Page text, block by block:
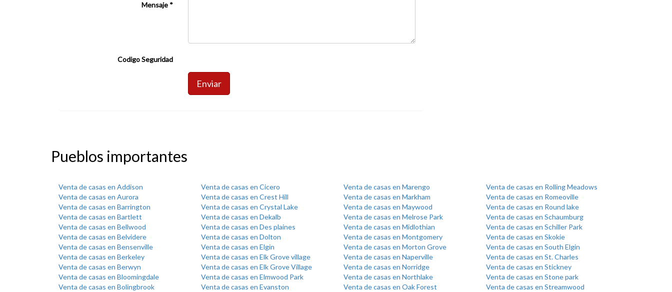
Mensaje *
Codigo Seguridad
Enviar
Pueblos importantes
Venta de casas en Addison
Venta de casas en Aurora
Venta de casas en Barrington
Venta de casas en Bartlett
Venta de casas en Bellwood
Venta de casas en Belvidere
Venta de casas en Bensenville
Venta de casas en Berkeley
Venta de casas en Berwyn
Venta de casas en Bloomingdale
Venta de casas en Bolingbrook
Venta de casas en Cicero
Venta de casas en Crest Hill
Venta de casas en Crystal Lake
Venta de casas en Dekalb
Venta de casas en Des plaines
Venta de casas en Dolton
Venta de casas en Elgin
Venta de casas en Elk Grove village
Venta de casas en Elk Grove Village
Venta de casas en Elmwood Park
Venta de casas en Evanston
Venta de casas en Marengo
Venta de casas en Markham
Venta de casas en Maywood
Venta de casas en Melrose Park
Venta de casas en Midlothian
Venta de casas en Montgomery
Venta de casas en Morton Grove
Venta de casas en Naperville
Venta de casas en Norridge
Venta de casas en Northlake
Venta de casas en Oak Forest
Venta de casas en Rolling Meadows
Venta de casas en Romeoville
Venta de casas en Round lake
Venta de casas en Schaumburg
Venta de casas en Schiller Park
Venta de casas en Skokie
Venta de casas en South Elgin
Venta de casas en St. Charles
Venta de casas en Stickney
Venta de casas en Stone park
Venta de casas en Streamwood